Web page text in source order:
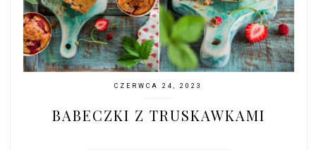
CZERWCA 24, 2023
BABECZKI Z TRUSKAWKAMI